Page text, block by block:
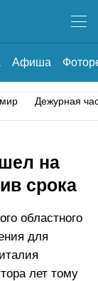
Афиша
Дежурная
на
срока
областного
для
лет тому